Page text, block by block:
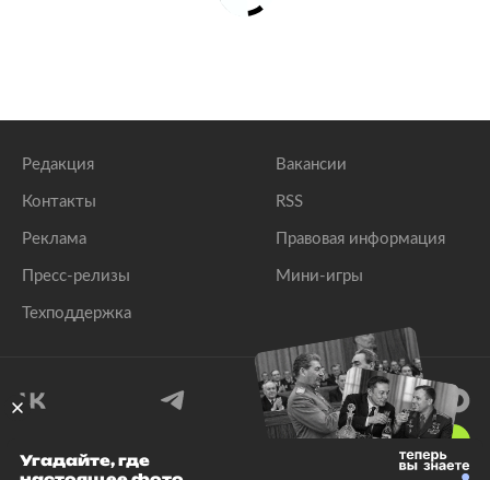
Редакция
Контакты
Реклама
Пресс-релизы
Техподдержка
Вакансии
RSS
Правовая информация
Мини-игры
© 1999–2026 Все права защищены.
Угадайте, где